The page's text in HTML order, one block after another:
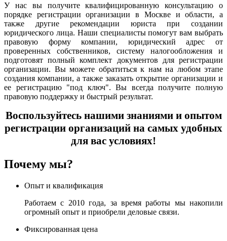
У нас вы получите квалифицированную консультацию о
порядке регистрации организации в Москве и области, а
также другие рекомендации юриста при создании
юридического лица. Наши специалисты помогут вам выбрать
правовую форму компании, юридический адрес от
проверенных собственников, систему налогообложения и
подготовят полный комплект документов для регистрации
организации. Вы можете обратиться к нам на любом этапе
создания компании, а также заказать открытие организации и
ее регистрацию "под ключ". Вы всегда получите полную
правовую поддержку и быстрый результат.
Воспользуйтесь нашими знаниями и опытом
регистрации организаций на самых удобных
для вас условиях!
Почему мы?
Опыт и квалификация
Работаем с 2010 года, за время работы мы накопили
огромный опыт и приобрели деловые связи.
Фиксированная цена